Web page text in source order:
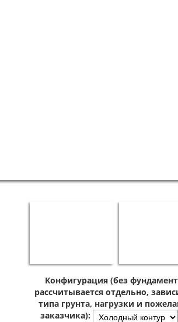
Конфигурация (без
рассчитывается отдельно,
типа грунта, нагрузки и
заказчика):